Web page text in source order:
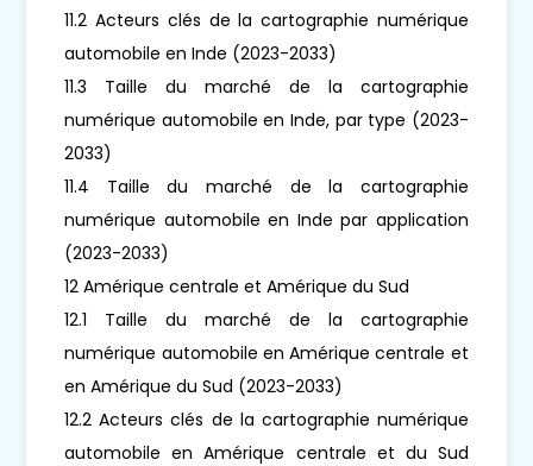
11.2 Acteurs clés de la cartographie numérique
automobile en Inde (2023-2033)
11.3 Taille du marché de la cartographie
numérique automobile en Inde, par type (2023-
2033)
11.4 Taille du marché de la cartographie
numérique automobile en Inde par application
(2023-2033)
12 Amérique centrale et Amérique du Sud
12.1 Taille du marché de la cartographie
numérique automobile en Amérique centrale et
en Amérique du Sud (2023-2033)
12.2 Acteurs clés de la cartographie numérique
automobile en Amérique centrale et du Sud